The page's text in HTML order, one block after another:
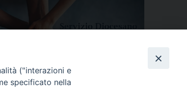
("interazioni e
specificato nella